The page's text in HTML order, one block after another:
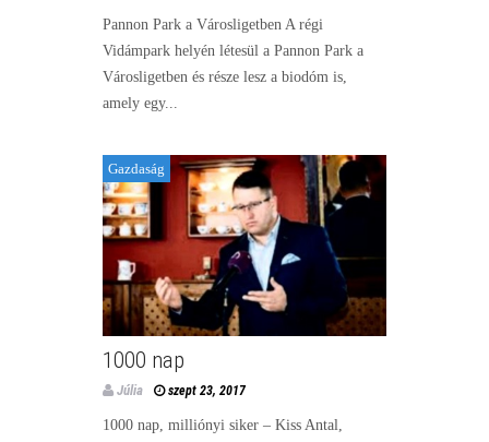
Pannon Park a Városligetben A régi
Vidámpark helyén létesül a Pannon Park a
Városligetben és része lesz a biodóm is,
amely egy...
Gazdaság
1000 nap
Júlia szept 23, 2017
1000 nap, milliónyi siker – Kiss Antal,